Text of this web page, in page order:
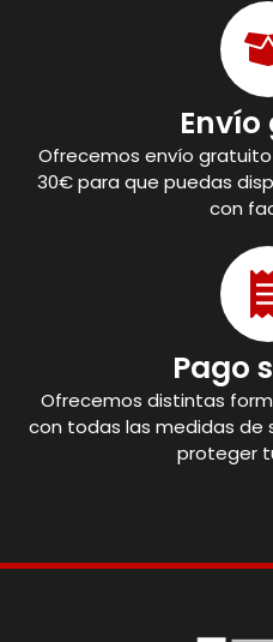
Ofrecemos envío
30€ para que puedas
con
Pago
Ofrecemos distintas
con todas las medidas de
proteger